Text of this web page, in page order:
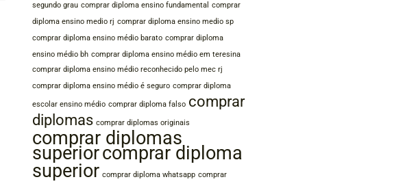
segundo grau comprar diploma ensino fundamental comprar
diploma ensino medio rj comprar diploma ensino medio sp
comprar diploma ensino médio barato comprar diploma
ensino médio bh comprar diploma ensino médio em teresina
comprar diploma ensino médio reconhecido pelo mec rj
comprar diploma ensino médio é seguro comprar diploma
escolar ensino médio comprar diploma falso comprar
diplomas comprar diplomas originais
comprar diplomas
superiorcomprar diploma
superior comprar diploma whatsapp comprar